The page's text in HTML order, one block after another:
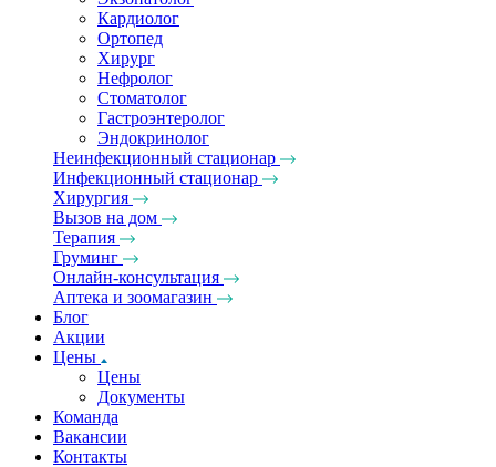
Кардиолог
Ортопед
Хирург
Нефролог
Стоматолог
Гастроэнтеролог
Эндокринолог
Неинфекционный стационар
Инфекционный стационар
Хирургия
Вызов на дом
Терапия
Груминг
Онлайн-консультация
Аптека и зоомагазин
Блог
Акции
Цены
Цены
Документы
Команда
Вакансии
Контакты